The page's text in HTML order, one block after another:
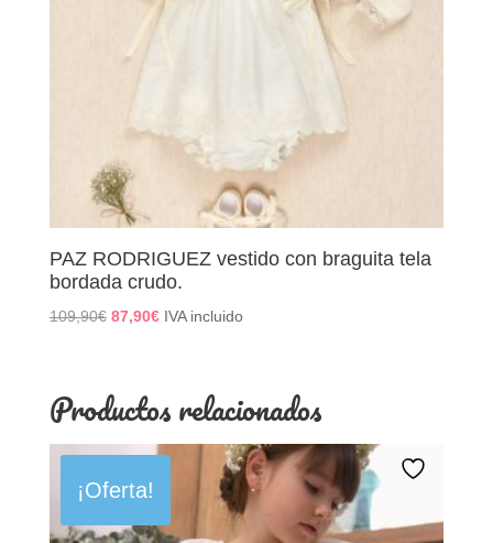
PAZ RODRIGUEZ vestido con braguita tela
bordada crudo.
109,90€ El
era:
109,90€.
87,90€El
87,90€.
IVA incluido
Productos relacionados
¡Oferta!